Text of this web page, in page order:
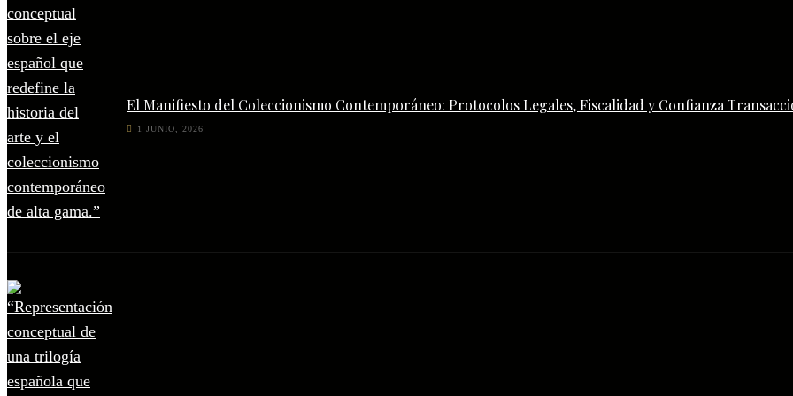
El Manifiesto del Coleccionismo Contemporáneo: Protocolos Legales, Fiscalidad y Confianza
1 JUNIO, 2026